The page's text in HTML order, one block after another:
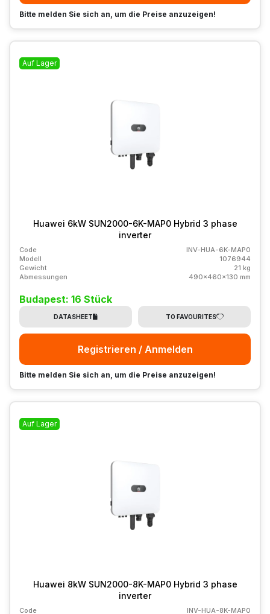
Bitte melden Sie sich an, um die Preise anzuzeigen!
Auf Lager
Huawei 6kW SUN2000-6K-MAP0 Hybrid 3 phase
inverter
Code
INV-HUA-6K-MAP0
Modell
1076944
Gewicht
21 kg
Abmessungen
490x460x130 mm
Budapest: 16 Stück
DATASHEET TO FAVOURITES
Registrieren / Anmelden
Bitte melden Sie sich an, um die Preise anzuzeigen!
Auf Lager
Huawei 8kW SUN2000-8K-MAP0 Hybrid 3 phase
inverter
Code INV-HUA-8K-MAP0